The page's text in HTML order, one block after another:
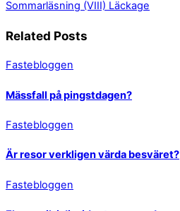
Sommarläsning (VIII) Läckage
Related Posts
Fastebloggen
Mässfall på pingstdagen?
Fastebloggen
Är resor verkligen värda besväret?
Fastebloggen